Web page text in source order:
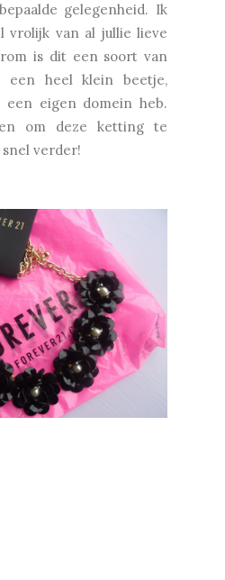
gelegenheid. Ik
vrolijk van al jullie lieve
is dit een soort van
een heel klein beetje,
een eigen domein heb.
om deze ketting te
verder!